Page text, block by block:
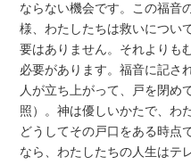
ならない機会です。この福音
様、わたしたちは救いについ
要はありません。それよりも
必要があります。福音に記さ
人が立ち上がって、戸を閉め
照）。神は優しいかたで、わ
どうしてその戸口をある時点
なら、わたしたちの人生はテ